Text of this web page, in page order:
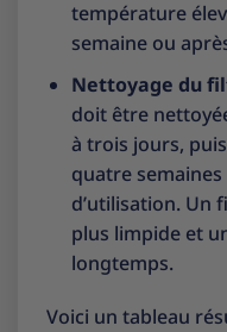
température
semaine ou
Nettoyage du
doit être
à trois jours,
quatre
d’utilisation. Un
plus limpide et
longtemps.
Voici un tableau